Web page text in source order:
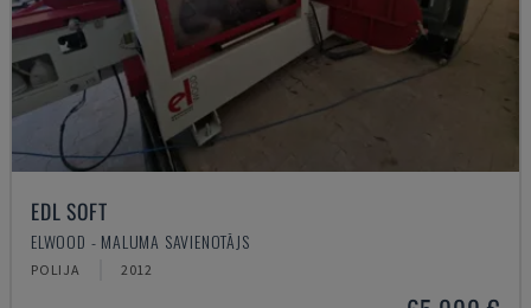
EDL SOFT
ELWOOD - MALUMA SAVIENOTĀJS
POLIJA 2012